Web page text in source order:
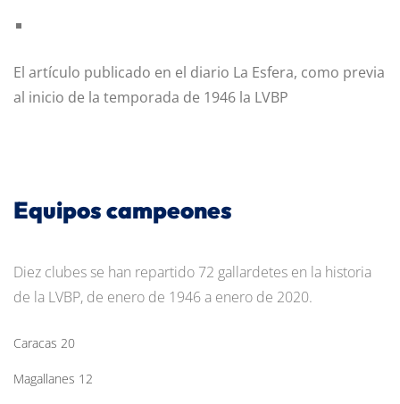
El artículo publicado en el diario La Esfera, como previa
al inicio de la temporada de 1946 la LVBP
Equipos campeones
Diez clubes se han repartido 72 gallardetes en la historia
de la LVBP, de enero de 1946 a enero de 2020.
Caracas 20
Magallanes 12